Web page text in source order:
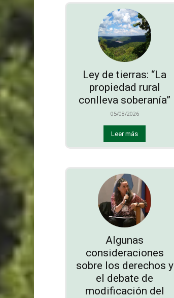
Ley de tierras: “La
propiedad rural
conlleva soberanía”
05/08/2026
Leer más
Algunas
consideraciones
sobre los derechos y
el debate de
modificación del